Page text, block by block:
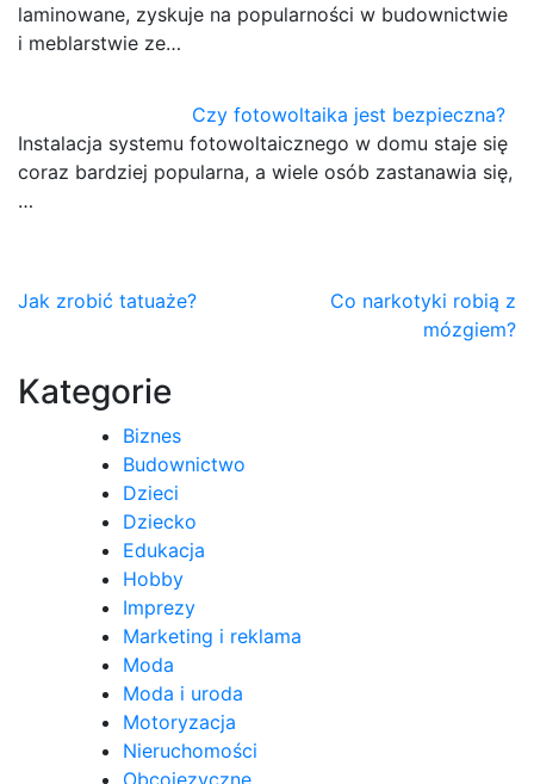
laminowane, zyskuje na popularności w budownictwie
i meblarstwie ze…
Czy fotowoltaika jest bezpieczna?
Instalacja systemu fotowoltaicznego w domu staje się
coraz bardziej popularna, a wiele osób zastanawia się,
…
Nawigacja
Jak zrobić tatuaże?
Co narkotyki robią z
mózgiem?
Kategorie
Biznes
Budownictwo
Dzieci
Dziecko
Edukacja
Hobby
Imprezy
Marketing i reklama
Moda
Moda i uroda
Motoryzacja
Nieruchomości